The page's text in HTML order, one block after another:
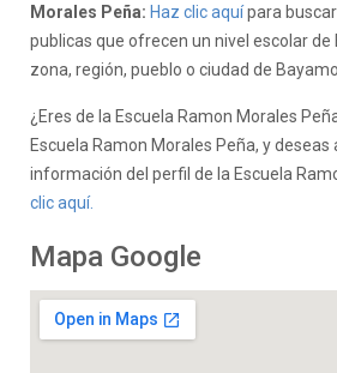
Morales Peña: Haz clic aquípara
publicas que ofrecen un nivel escolar de
zona, región, pueblo o ciudad de
¿Eres de la Escuela Ramon Morales
Escuela Ramon Morales Peña, y deseas
información del perfil de la Escuela
clic aquí.
Mapa Google